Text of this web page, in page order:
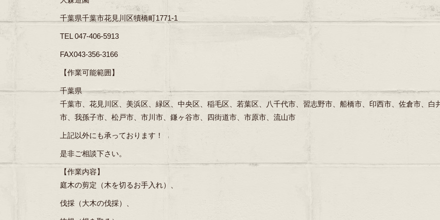
千葉県千葉市花見川区犢橋町1771-1
TEL 047-406-5913
FAX043-356-3166
【作業可能範囲】
千葉県
千葉市、花見川区、美浜区、緑区、中央区、稲毛区、若葉区、八千代市、習志野市、船橋市、印西市、佐倉市、白
市、我孫子市、松戸市、市川市、鎌ヶ谷市、四街道市、市原市、流山市
上記以外にも承っております！
是非ご相談下さい。
【作業内容】
庭木の剪定（木を切るお手入れ）、
伐採（大木の伐採）、